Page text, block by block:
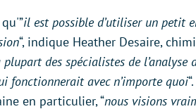
il est possible d’utiliser un petit
“, indique Heather Desaire,
plupart des spécialistes de l’analyse
fonctionnerait avec n’importe quoi
en particulier, “nous visions